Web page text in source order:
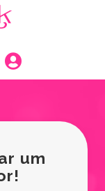
um